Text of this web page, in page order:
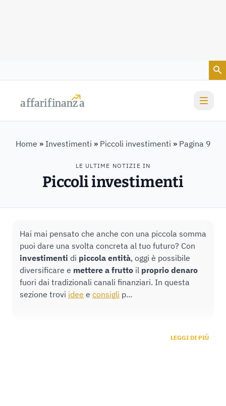
affarifinanza
affarifinanza
LE ULTIME NOTIZIE IN
Piccoli investimenti
Home » Investimenti » Piccoli investimenti » Pagina 9
Hai mai pensato che anche con una piccola somma
puoi dare una svolta concreta al tuo futuro? Con
investimenti di piccola entità, oggi è possibile
diversificare e mettere a frutto il proprio denaro
fuori dai tradizionali canali finanziari. In questa
sezione trovi idee e consigli p...
LEGGI DI PIÙ